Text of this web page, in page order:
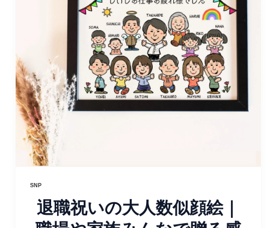
SNP
退職祝いの大人数似顔絵｜